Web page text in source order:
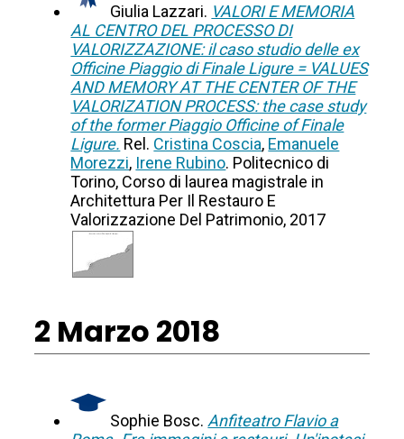
Giulia Lazzari. VALORI E MEMORIA
AL CENTRO DEL PROCESSO DI
VALORIZZAZIONE: il caso studio delle ex
Officine Piaggio di Finale Ligure = VALUES
AND MEMORY AT THE CENTER OF THE
VALORIZATION PROCESS: the case study
of the former Piaggio Officine of Finale
Ligure. Rel. Cristina Coscia, Emanuele
Morezzi, Irene Rubino. Politecnico di
Torino, Corso di laurea magistrale in
Architettura Per Il Restauro E
Valorizzazione Del Patrimonio, 2017
2 Marzo 2018
Sophie Bosc. Anfiteatro Flavio a